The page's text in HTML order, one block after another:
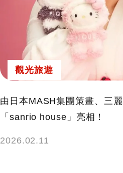
觀光旅遊
由日本MASH集團策畫、三
「sanrio house」亮相！
2026.02.11